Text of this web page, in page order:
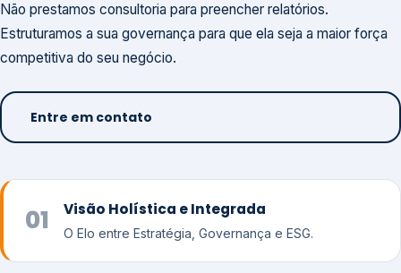
Não prestamos consultoria para preencher relatórios.
Estruturamos a sua governança para que ela seja a maior força
competitiva do seu negócio.
Entre em contato
01 Visão Holística e Integrada
O Elo entre Estratégia, Governança e ESG.